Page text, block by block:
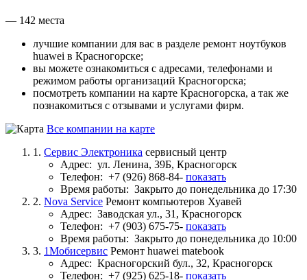
— 142 места
лучшие компании для вас в разделе ремонт ноутбуков
huawei в Красногорске;
вы можете ознакомиться с адресами, телефонами и
режимом работы организаций Красногорска;
посмотреть компании на карте Красногорска, а так же
познакомиться с отзывами и услугами фирм.
Все компании на карте
1. Сервис Электроника сервисный центр
Адрес: ул. Ленина, 39Б, Красногорск
Телефон: +7 (926) 868-84- показать
Время работы: Закрыто до понедельника до 17:30
2. Nova Service Ремонт компьютеров Хуавей
Адрес: Заводская ул., 31, Красногорск
Телефон: +7 (903) 675-75- показать
Время работы: Закрыто до понедельника до 10:00
3. 1Мобисервис Ремонт huawei matebook
Адрес: Красногорский бул., 32, Красногорск
Телефон: +7 (925) 625-18- показать